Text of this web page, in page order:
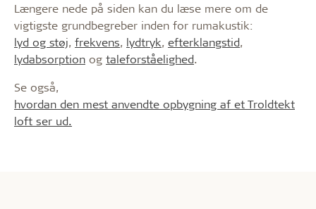
Længere nede på siden kan du læse mere om de
vigtigste grundbegreber inden for rumakustik:
lyd og støj, frekvens, lydtryk, efterklangstid,
lydabsorption og taleforståelighed.
Se også,
hvordan den mest anvendte opbygning af et Troldtekt
loft ser ud.